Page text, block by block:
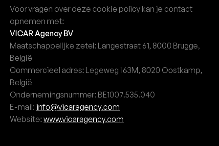
Voor vragen over deze cookie policy kan je contact
opnemen met:
VICAR Agency BV
Maatschappelijke zetel: Langestraat 61, 8000 Brugge,
België
Commercieel adres: Legeweg 163M, 8020 Oostkamp,
België
Ondernemingsnummer: BE1007.535.040
E-mail: info@vicaragency.com
Website: www.vicaragency.com